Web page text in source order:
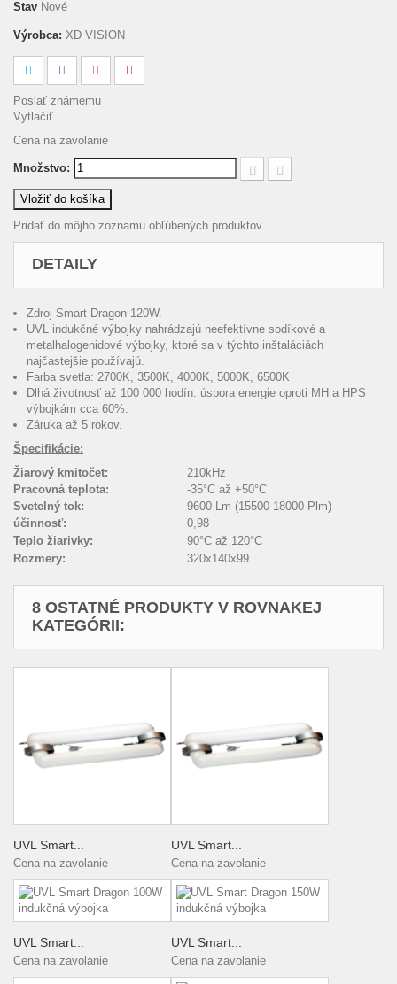
Stav Nové
Výrobca: XD VISION
Poslať známemu
Vytlačiť
Cena na zavolanie
Množstvo:
Vložiť do košíka
Pridať do môjho zoznamu obľúbených produktov
DETAILY
Zdroj Smart Dragon 120W.
UVL indukčné výbojky nahrádzajú neefektívne sodíkové a
metalhalogenidové výbojky, ktoré sa v týchto inštaláciách
najčastejšie používajú.
Farba svetla: 2700K, 3500K, 4000K, 5000K, 6500K
Dlhá životnosť až 100 000 hodín. úspora energie oproti MH a HPS
výbojkám cca 60%.
Záruka až 5 rokov.
Špecifikácie:
Žiarový kmitočet:
210kHz
Pracovná teplota:
-35°C až +50°C
Svetelný tok:
9600 Lm (15500-18000 Plm)
účinnosť:
0,98
Teplo žiarivky:
90°C až 120°C
Rozmery:
320x140x99
8 OSTATNÉ PRODUKTY V ROVNAKEJ
KATEGÓRII:
UVL Smart...
Cena na zavolanie
UVL Smart...
Cena na zavolanie
UVL Smart...
Cena na zavolanie
UVL Smart...
Cena na zavolanie